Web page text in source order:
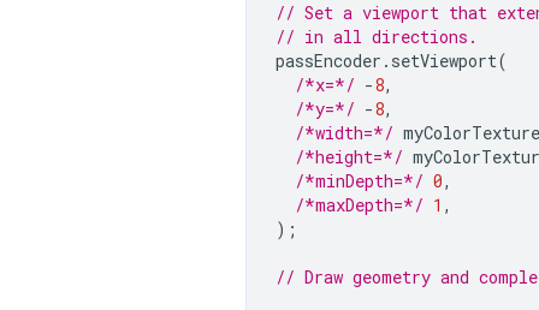
// Set a viewport that
// in all directions.
passEncoder . setViewport(
/*x=*/ -8,
/*y=*/ -8,
/*width=*/ myColorTexture
/*height=*/
/*minDepth=*/ 0,
/*maxDepth=*/ 1 ,
);
// Draw geometry and